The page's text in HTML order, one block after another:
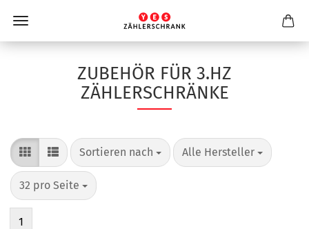
ZUBEHÖR FÜR 3.HZ
ZÄHLERSCHRÄNKE
Sortieren nach
Sortieren nach Alle Hersteller
pro Seite
32 pro Seite
pro Seite
1